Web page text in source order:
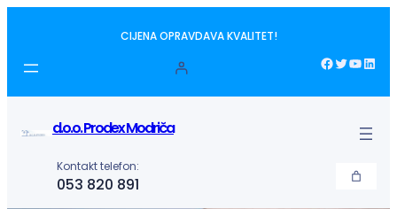
sadržaj
CIJENA OPRAVDAVA KVALITET!
Facebook Twitter YouTube LinkedIn
d.o.o. Prodex Modriča
Kontakt telefon:
053 820 891